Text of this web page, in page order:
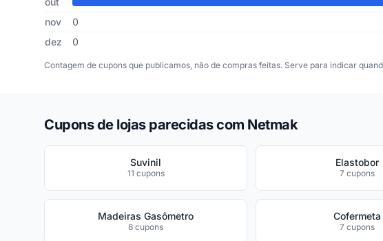
nov
0
dez
0
Contagem de cupons que publicamos, não de compras feitas. Serve para indicar
Cupons de lojas parecidas com Netmak
Suvinil
11 cupons
Elastobor
7 cupons
Madeiras Gasômetro
8 cupons
Cofermeta
7 cupons